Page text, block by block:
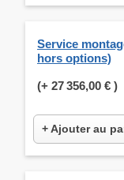
Service
hors options)
(+ 27 356,00 € )
+ Ajouter au